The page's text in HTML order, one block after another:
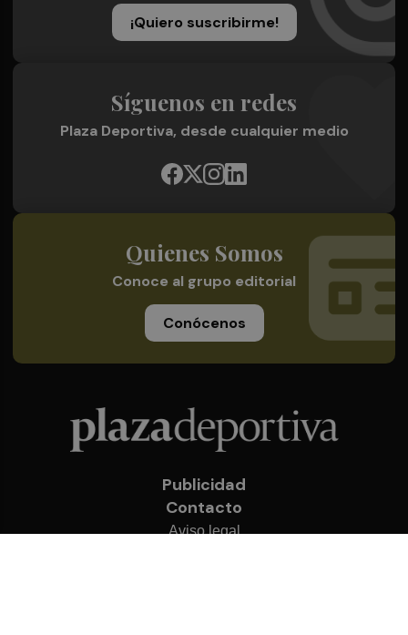
¡Quiero suscribirme!
Síguenos en redes
Plaza Deportiva, desde cualquier medio
Quienes Somos
Conoce al grupo editorial
Conócenos
Publicidad
Contacto
Aviso legal